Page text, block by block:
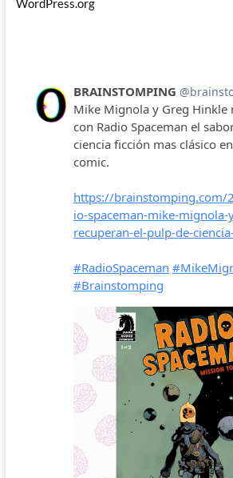
WordPress.org